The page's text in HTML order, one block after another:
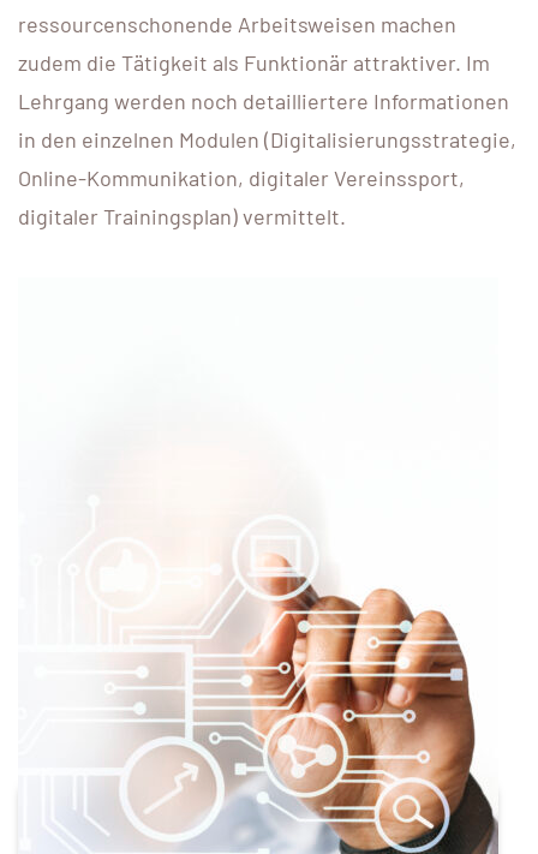
ressourcenschonende Arbeitsweisen machen
zudem die Tätigkeit als Funktionär attraktiver. Im
Lehrgang werden noch detailliertere Informationen
in den einzelnen Modulen (Digitalisierungsstrategie,
Online-Kommunikation, digitaler Vereinssport,
digitaler Trainingsplan) vermittelt.